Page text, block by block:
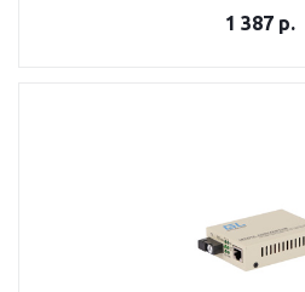
1 387р.